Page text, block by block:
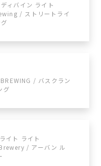
ィバイン ライト
/ ストリートライ
/ バスクラン
グ
イト ライト
/ アーバン ル